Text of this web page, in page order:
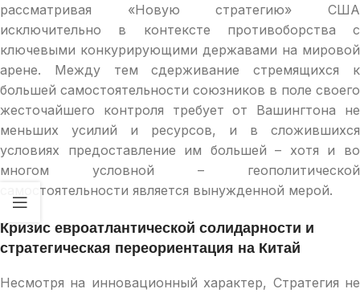
рассматривая «Новую стратегию» США
исключительно в контексте противоборства с
ключевыми конкурирующими державами на мировой
арене. Между тем сдерживание стремящихся к
большей самостоятельности союзников в поле своего
жесточайшего контроля требует от Вашингтона не
меньших усилий и ресурсов, и в сложившихся
условиях предоставление им большей – хотя и во
многом условной – геополитической
самостоятельности является вынужденной мерой.
Кризис евроатлантической солидарности и
стратегическая переориентация на Китай
Несмотря на инновационный характер, Стратегия не